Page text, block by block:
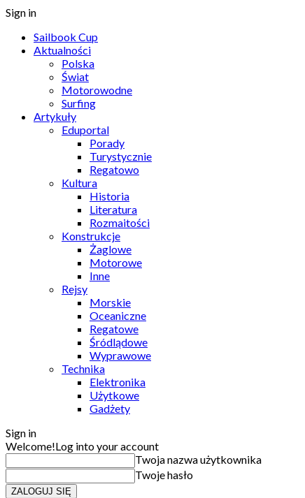
Sign in
Sailbook Cup
Aktualności
Polska
Świat
Motorowodne
Surfing
Artykuły
Eduportal
Porady
Turystycznie
Regatowo
Kultura
Historia
Literatura
Rozmaitości
Konstrukcje
Żaglowe
Motorowe
Inne
Rejsy
Morskie
Oceaniczne
Regatowe
Śródlądowe
Wyprawowe
Technika
Elektronika
Użytkowe
Gadżety
Sign in
Welcome!Log into your account
Twoja nazwa użytkownika
Twoje hasło